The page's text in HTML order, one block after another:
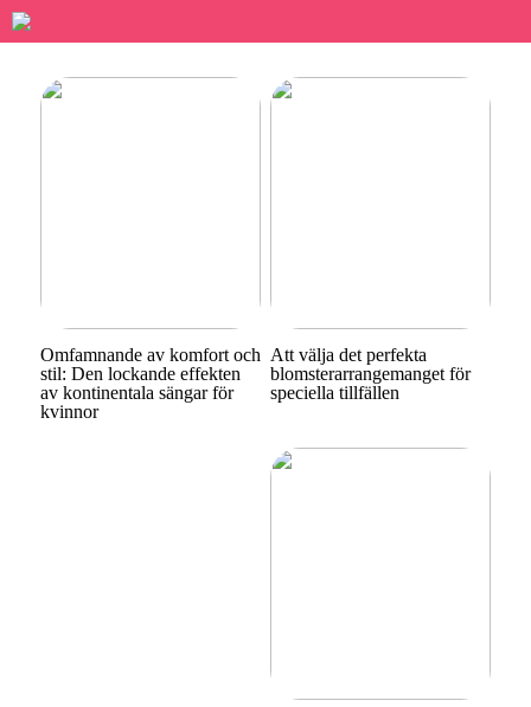
Omfamnande av komfort och
stil: Den lockande effekten
av kontinentala sängar för
kvinnor
Att välja det perfekta
blomsterarrangemanget för
speciella tillfällen